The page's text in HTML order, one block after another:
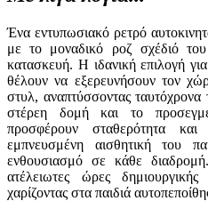
Ένα εντυπωσιακό ρετρό
με το μοναδικό ροζ σχέδιό
κατασκευή. Η ιδανική επιλογή
θέλουν να εξερευνήσουν τον
στυλ, αναπτύσσοντας ταυτόχρονα
στέρεη δομή και το
προσφέρουν σταθερότητα
εμπνευσμένη αισθητική του
ενθουσιασμό σε κάθε
ατέλειωτες ώρες
χαρίζοντας στα παιδιά